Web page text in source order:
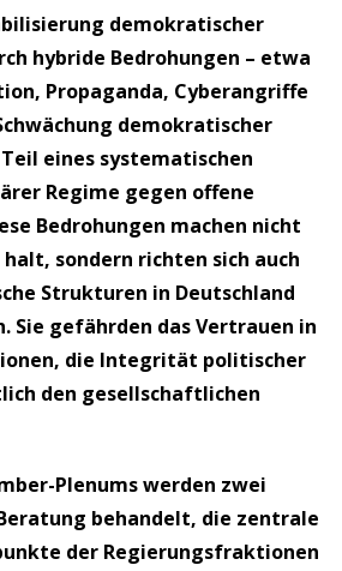
demokratischer
hybride Bedrohungen – etwa
Propaganda, Cyberangriffe
demokratischer
eines systematischen
Regime gegen offene
Bedrohungen machen nicht
sondern richten sich auch
Strukturen in Deutschland
Sie gefährden das Vertrauen in
die Integrität politischer
den gesellschaftlichen
Plenums werden zwei
behandelt, die zentrale
der Regierungsfraktionen